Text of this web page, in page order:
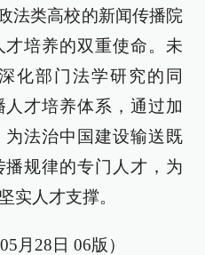
法类高校的新闻传播院
培养的双重使命。未
化部门法学研究的同
才培养体系，通过加
法治中国建设输送既
规律的专门人才，为
实人才支撑。
月28日 06版）